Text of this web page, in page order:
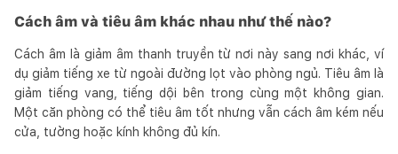
Cách âm và tiêu âm khác nhau như thế nào?
Cách âm là giảm âm thanh truyền từ nơi này sang nơi khác, ví
dụ giảm tiếng xe từ ngoài đường lọt vào phòng ngủ. Tiêu âm là
giảm tiếng vang, tiếng dội bên trong cùng một không gian.
Một căn phòng có thể tiêu âm tốt nhưng vẫn cách âm kém nếu
cửa, tường hoặc kính không đủ kín.